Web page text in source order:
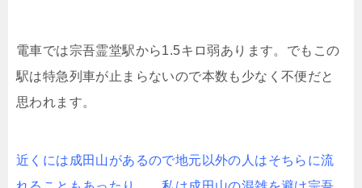
電車では宗吾霊堂駅から1.5キロ弱あります。でもこの
駅は特急列車が止まらないので本数も少なく不便だと
思われます。
近くには成田山があるので地元以外の人はそちらに流